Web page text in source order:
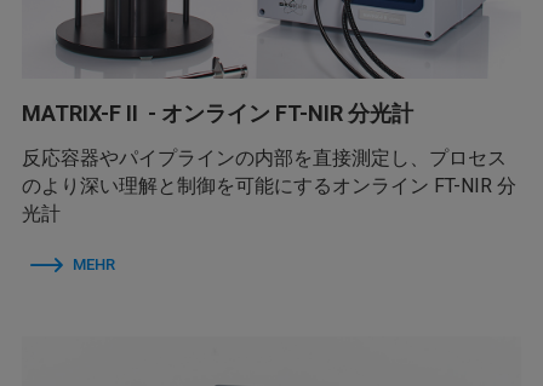
MATRIX-F II - オンライン FT-NIR 分光計
反応容器やパイプラインの内部を直接測定し、プロセス
のより深い理解と制御を可能にするオンライン FT-NIR 分
光計
MEHR